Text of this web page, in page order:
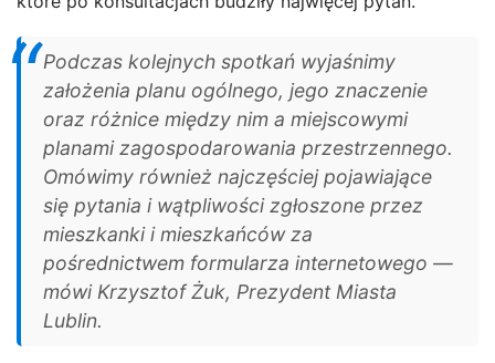
Podczas kolejnych spotkań wyjaśnimy
założenia planu ogólnego, jego znaczenie
oraz różnice między nim a miejscowymi
planami zagospodarowania przestrzennego.
Omówimy również najczęściej pojawiające
się pytania i wątpliwości zgłoszone przez
mieszkanki i mieszkańców za
pośrednictwem formularza internetowego —
mówi Krzysztof Żuk, Prezydent Miasta
Lublin.